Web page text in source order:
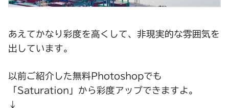
あえてかなり彩度を高くして、非現実的な雰囲気を
出しています。
以前ご紹介した無料Photoshopでも
「Saturation」から彩度アップできますよ。
↓